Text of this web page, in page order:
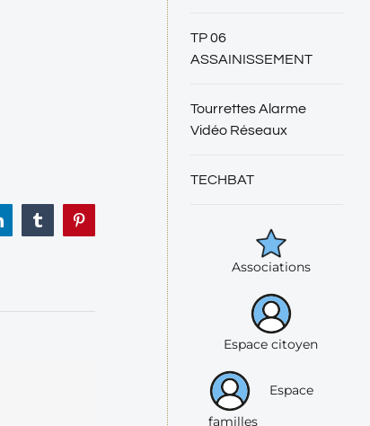
LinkedIn Tumblr
TP 06
ASSAINISSEMENT
Tourrettes Alarme
Vidéo Réseaux
TECHBAT
Associations
Espace citoyen
Espace
familles